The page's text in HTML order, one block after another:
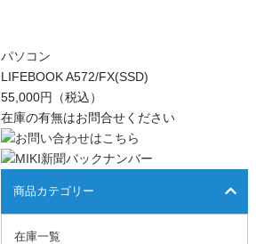
パソコン
LIFEBOOK A572/FX(SSD)
55,000円（税込）
在庫の有無はお問合せください
商品カテゴリー
在庫一覧